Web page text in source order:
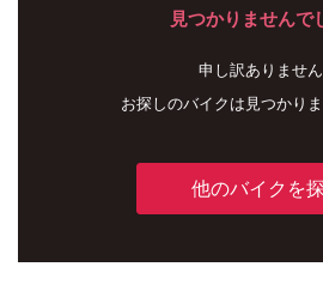
見つかりませんで
申し訳ありません
お探しのバイクは見つかりま
他のバイクを